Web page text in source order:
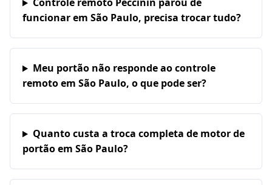
funcionar em São Paulo, precisa trocar tudo?
Meu portão não responde ao controle
remoto em São Paulo, o que pode ser?
Quanto custa a troca completa de motor de
portão em São Paulo?